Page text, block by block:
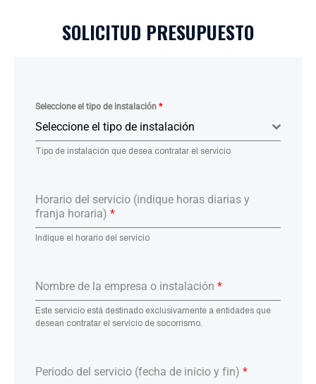
SOLICITUD PRESUPUESTO
Seleccione el tipo de instalación *
Seleccione el tipo de instalación
Tipo de instalación que desea contratar el servicio
Horario del servicio (indique horas diarias y
franja horaria) *
Indique el horario del servicio
Nombre de la empresa o instalación *
Este servicio está destinado exclusivamente a entidades que
desean contratar el servicio de socorrismo.
Periodo del servicio (fecha de inicio y fin) *